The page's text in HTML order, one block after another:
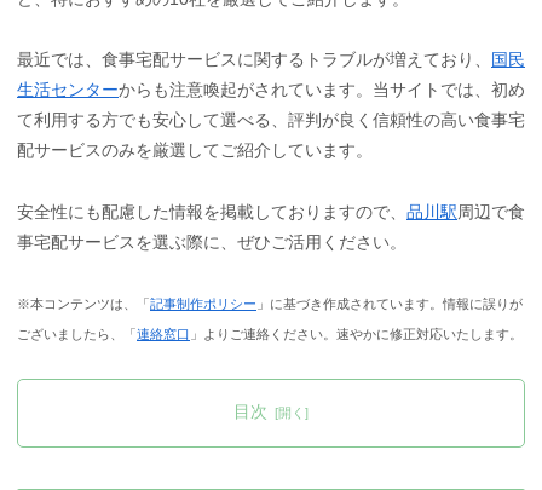
最近では、食事宅配サービスに関するトラブルが増えており、
国民
生活センターからも注意喚起がされています。当サイトでは、初め
て利用する方でも安心して選べる、評判が良く信頼性の高い食事宅
配サービスのみを厳選してご紹介しています。
安全性にも配慮した情報を掲載しておりますので、 品川駅周辺で食
事宅配サービスを選ぶ際に、ぜひご活用ください。
※本コンテンツは、「記事制作ポリシー 」に基づき作成されています。情報に誤りが
ございましたら、「連絡窓口 」よりご連絡ください。速やかに修正対応いたします。
目次